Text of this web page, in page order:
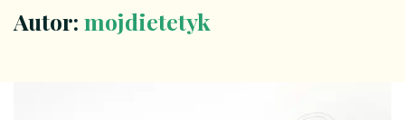
Autor: mojdietetyk